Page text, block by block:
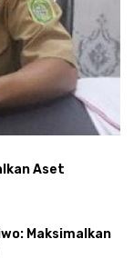
Aset
Maksimalkan